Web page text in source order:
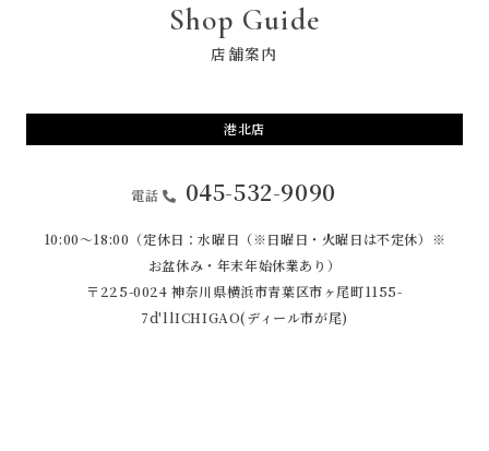
Shop Guide
店舗案内
港北店
電話 045-532-9090
10:00〜18:00（定休日：水曜日（※日曜日・火曜日は不定休）※
お盆休み・年末年始休業あり）
〒225-0024 神奈川県横浜市青葉区市ヶ尾町1155-
7d'llICHIGAO(ディール市が尾)